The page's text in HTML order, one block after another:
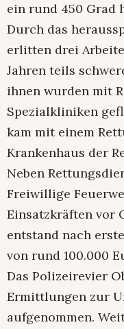
ein rund 450 Grad
Durch das
erlitten drei
Jahren teils
ihnen wurden mit
Spezialkliniken
kam mit einem
Krankenhaus der
Neben
Freiwillige
Einsatzkräften vor
entstand nach
von rund 100.000
Das Polizeirevier
Ermittlungen zur
aufgenommen.